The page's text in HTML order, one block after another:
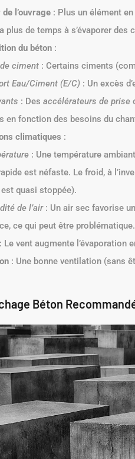
de l’ouvrage : Plus un élément
plus de temps à s’évaporer des
du béton :
ciment : Certains ciments
Eau/Ciment (E/C) : Un excès
: Des accélérateurs de prise
en fonction des besoins du
climatiques :
: Une température
est néfaste. Le froid, à
quasi stoppée).
de l’air: Un air sec favorise
ce qui peut être problématique.
: Le vent augmente l’évaporation
: Une bonne ventilation (sans
Béton